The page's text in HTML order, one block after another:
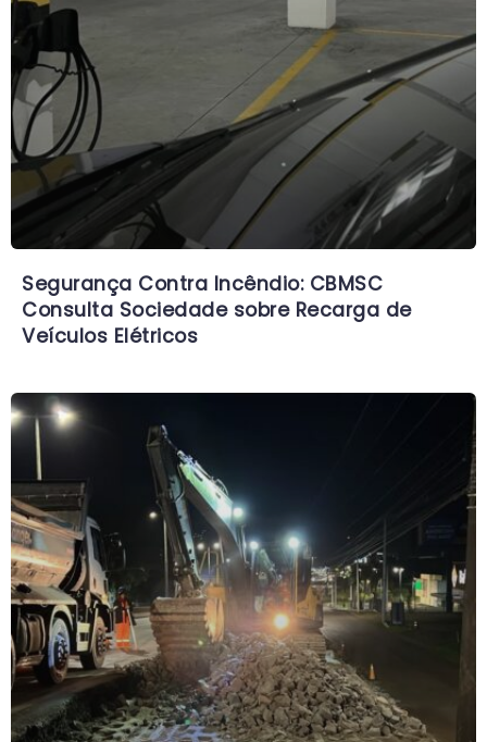
Segurança Contra Incêndio: CBMSC
Consulta Sociedade sobre Recarga de
Veículos Elétricos